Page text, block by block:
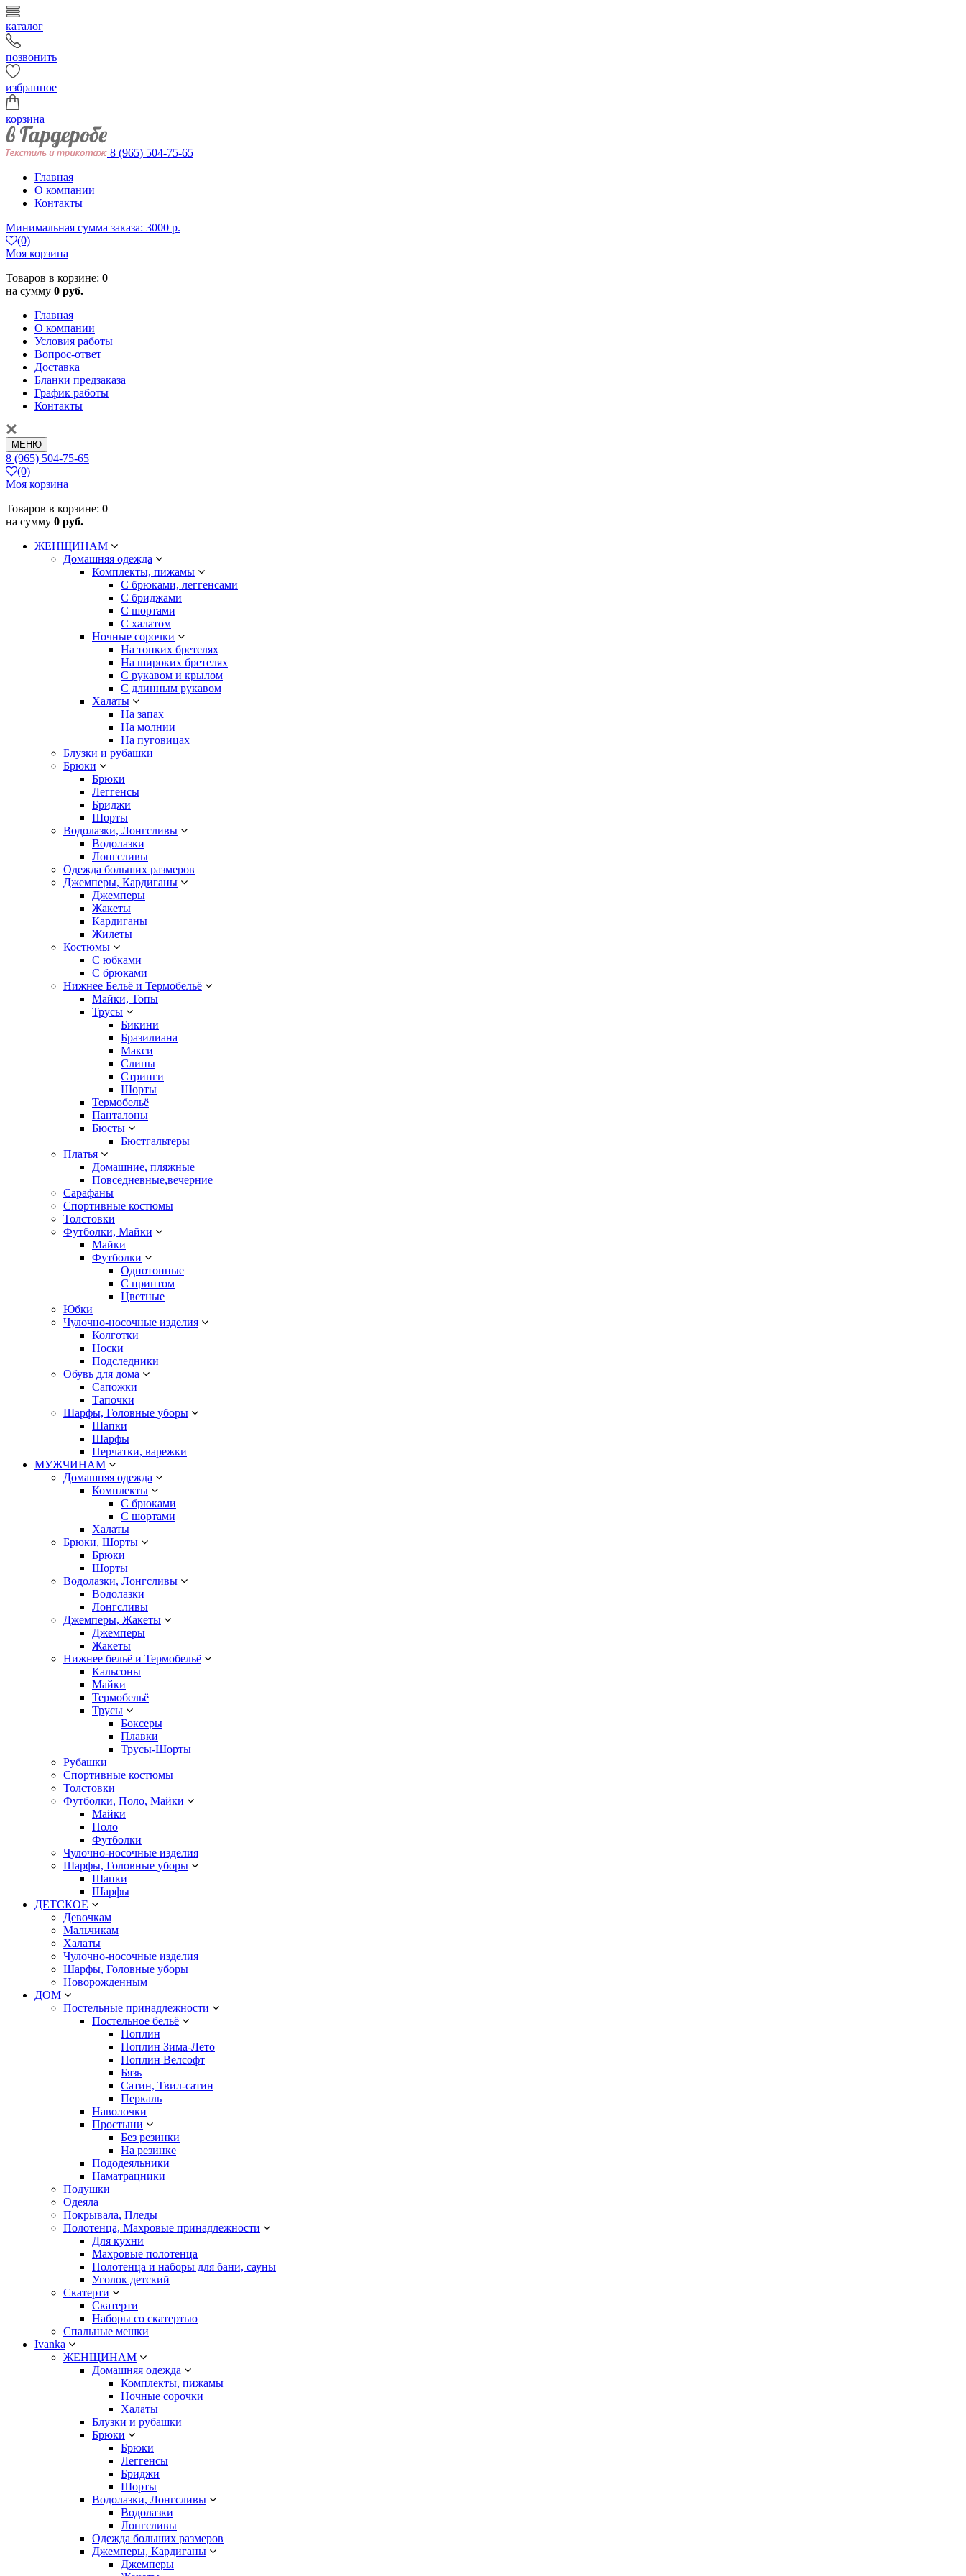
каталог
позвонить
избранное
корзина
8 (965) 504-75-65
Главная
О компании
Контакты
Минимальная сумма заказа: 3000 р.
(0)
Моя корзина
Товаров в корзине: 0
на сумму 0 руб.
Главная
О компании
Условия работы
Вопрос-ответ
Доставка
Бланки предзаказа
График работы
Контакты
МЕНЮ
8 (965) 504-75-65
(0)
Моя корзина
Товаров в корзине: 0
на сумму 0 руб.
ЖЕНЩИНАМ
Домашняя одежда
Комплекты, пижамы
С брюками, леггенсами
С бриджами
С шортами
С халатом
Ночные сорочки
На тонких бретелях
На широких бретелях
С рукавом и крылом
С длинным рукавом
Халаты
На запах
На молнии
На пуговицах
Блузки и рубашки
Брюки
Брюки
Леггенсы
Бриджи
Шорты
Водолазки, Лонгсливы
Водолазки
Лонгсливы
Одежда больших размеров
Джемперы, Кардиганы
Джемперы
Жакеты
Кардиганы
Жилеты
Костюмы
С юбками
С брюками
Нижнее Бельё и Термобельё
Майки, Топы
Трусы
Бикини
Бразилиана
Макси
Слипы
Стринги
Шорты
Термобельё
Панталоны
Бюсты
Бюстгальтеры
Платья
Домашние, пляжные
Повседневные,вечерние
Сарафаны
Спортивные костюмы
Толстовки
Футболки, Майки
Майки
Футболки
Однотонные
С принтом
Цветные
Юбки
Чулочно-носочные изделия
Колготки
Носки
Подследники
Обувь для дома
Сапожки
Тапочки
Шарфы, Головные уборы
Шапки
Шарфы
Перчатки, варежки
МУЖЧИНАМ
Домашняя одежда
Комплекты
С брюками
С шортами
Халаты
Брюки, Шорты
Брюки
Шорты
Водолазки, Лонгсливы
Водолазки
Лонгсливы
Джемперы, Жакеты
Джемперы
Жакеты
Нижнее бельё и Термобельё
Кальсоны
Майки
Термобельё
Трусы
Боксеры
Плавки
Трусы-Шорты
Рубашки
Спортивные костюмы
Толстовки
Футболки, Поло, Майки
Майки
Поло
Футболки
Чулочно-носочные изделия
Шарфы, Головные уборы
Шапки
Шарфы
ДЕТСКОЕ
Девочкам
Мальчикам
Халаты
Чулочно-носочные изделия
Шарфы, Головные уборы
Новорожденным
ДОМ
Постельные принадлежности
Постельное бельё
Поплин
Поплин Зима-Лето
Поплин Велсофт
Бязь
Сатин, Твил-сатин
Перкаль
Наволочки
Простыни
Без резинки
На резинке
Пододеяльники
Наматрацники
Подушки
Одеяла
Покрывала, Пледы
Полотенца, Махровые принадлежности
Для кухни
Махровые полотенца
Полотенца и наборы для бани, сауны
Уголок детский
Скатерти
Скатерти
Наборы со скатертью
Спальные мешки
Ivanka
ЖЕНЩИНАМ
Домашняя одежда
Комплекты, пижамы
Ночные сорочки
Халаты
Блузки и рубашки
Брюки
Брюки
Леггенсы
Бриджи
Шорты
Водолазки, Лонгсливы
Водолазки
Лонгсливы
Одежда больших размеров
Джемперы, Кардиганы
Джемперы